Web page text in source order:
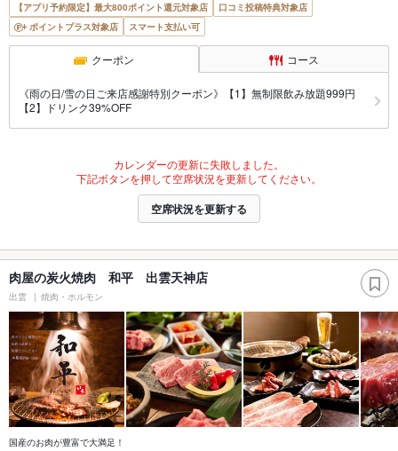
【アプリ予約限定】最大800ポイント還元対象店
口コミ投稿特典対象店
ポイントプラス対象店
スマート支払い可
クーポン コース
《雨の日/雪の日ご来店感謝特別クーポン》【1】無制限飲み放題999円
【2】ドリンク39%OFF
カレンダーの更新に失敗しました。
下記ボタンを押して空席状況を更新してください。
空席状況を更新する
肉屋の炭火焼肉 和平 出雲天神店
出雲 焼肉・ホルモン
国産のお肉が豊富で大満足！